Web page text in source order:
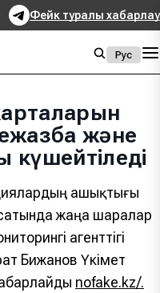
Фейк туралы хабарлау
Рус
және
ашықтығы
жаңа шаралар
агенттігі
Бижанов Үкімет
nofake.kz/.